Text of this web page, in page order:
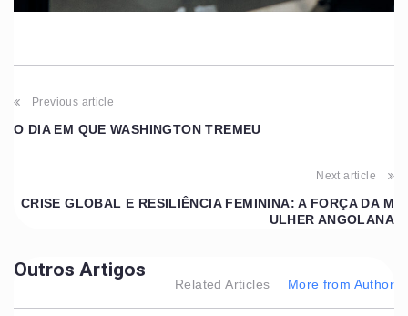
Previous article
O DIA EM QUE WASHINGTON TREMEU
Next article
CRISE GLOBAL E RESILIÊNCIA FEMININA: A FORÇA DA M
ULHER ANGOLANA
Outros Artigos
Related Articles More from Author